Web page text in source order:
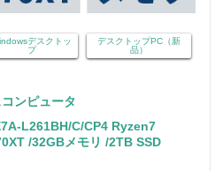
デスクトッ
プ
デスクトップPC（新
品）
ンピュータ
L261BH/C/CP4 Ryzen7
/32GBメモリ /2TB SSD